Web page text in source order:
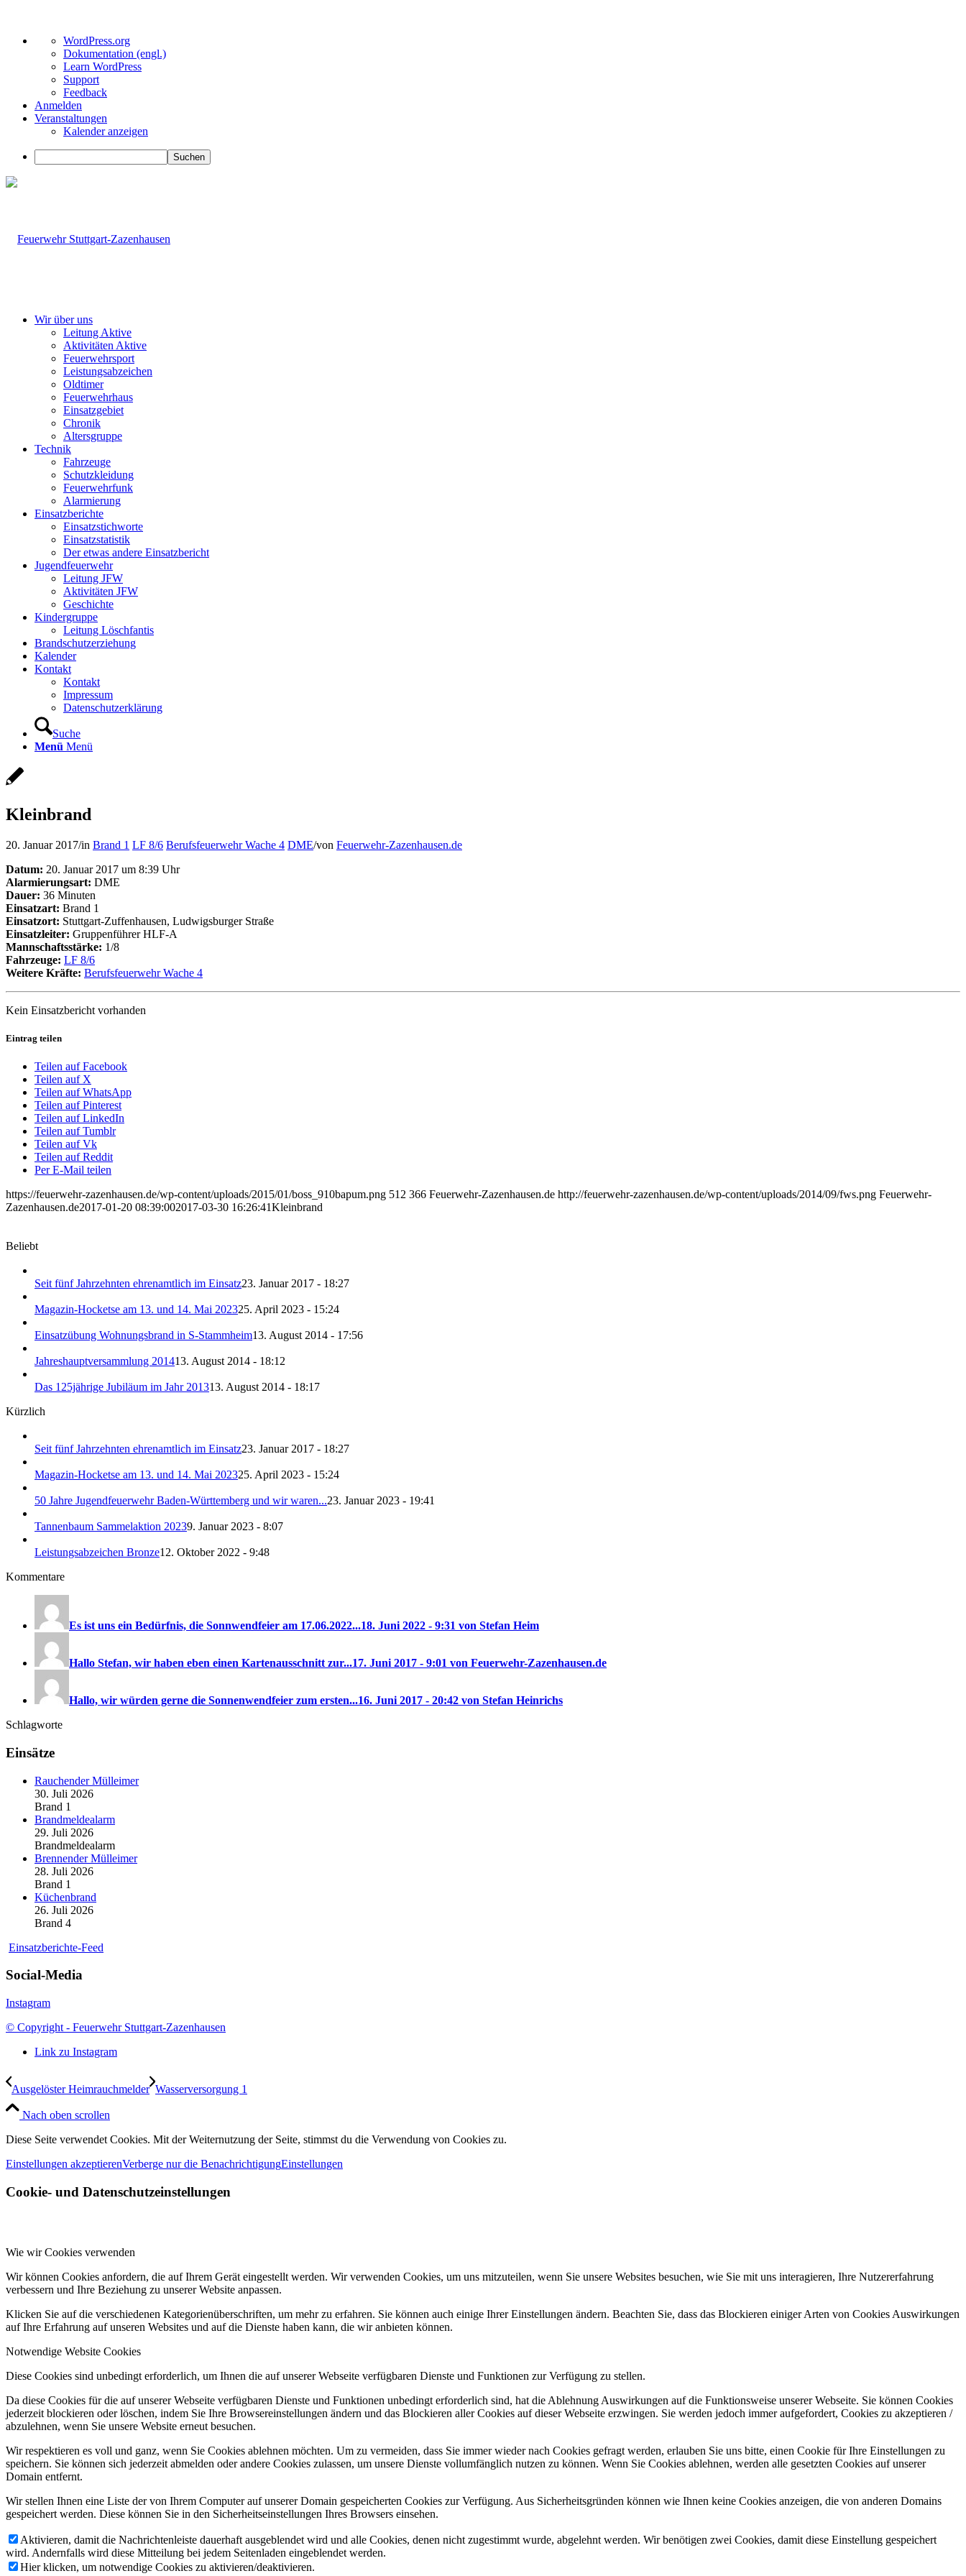
Über
WordPress
WordPress.org
Dokumentation (engl.)
Learn WordPress
Support
Feedback
Anmelden
Veranstaltungen
Kalender anzeigen
Suchen
Wir über uns
Leitung Aktive
Aktivitäten Aktive
Feuerwehrsport
Leistungsabzeichen
Oldtimer
Feuerwehrhaus
Einsatzgebiet
Chronik
Altersgruppe
Technik
Fahrzeuge
Schutzkleidung
Feuerwehrfunk
Alarmierung
Einsatzberichte
Einsatzstichworte
Einsatzstatistik
Der etwas andere Einsatzbericht
Jugendfeuerwehr
Leitung JFW
Aktivitäten JFW
Geschichte
Kindergruppe
Leitung Löschfantis
Brandschutzerziehung
Kalender
Kontakt
Kontakt
Impressum
Datenschutzerklärung
Suche
Menü Menü
Kleinbrand
20. Januar 2017/in Brand 1 LF 8/6 Berufsfeuerwehr Wache 4 DME/von Feuerwehr-Zazenhausen.de
Datum: 20. Januar 2017 um 8:39 Uhr
Alarmierungsart: DME
Dauer: 36 Minuten
Einsatzart: Brand 1
Einsatzort: Stuttgart-Zuffenhausen, Ludwigsburger Straße
Einsatzleiter: Gruppenführer HLF-A
Mannschaftsstärke: 1/8
Fahrzeuge: LF 8/6
Weitere Kräfte: Berufsfeuerwehr Wache 4
Kein Einsatzbericht vorhanden
Eintrag teilen
Teilen auf Facebook
Teilen auf X
Teilen auf WhatsApp
Teilen auf Pinterest
Teilen auf LinkedIn
Teilen auf Tumblr
Teilen auf Vk
Teilen auf Reddit
Per E-Mail teilen
https://feuerwehr-zazenhausen.de/wp-content/uploads/2015/01/boss_910bapum.png 512 366 Feuerwehr-Zazenhausen.de http://feuerwehr-zazenhausen.de/wp-content/uploads/2014/09/fws.png Feuerwehr-
Zazenhausen.de2017-01-20 08:39:002017-03-30 16:26:41Kleinbrand
Beliebt
Seit fünf Jahrzehnten ehrenamtlich im Einsatz23. Januar 2017 - 18:27
Magazin-Hocketse am 13. und 14. Mai 202325. April 2023 - 15:24
Einsatzübung Wohnungsbrand in S-Stammheim13. August 2014 - 17:56
Jahreshauptversammlung 201413. August 2014 - 18:12
Das 125jährige Jubiläum im Jahr 201313. August 2014 - 18:17
Kürzlich
Seit fünf Jahrzehnten ehrenamtlich im Einsatz23. Januar 2017 - 18:27
Magazin-Hocketse am 13. und 14. Mai 202325. April 2023 - 15:24
50 Jahre Jugendfeuerwehr Baden-Württemberg und wir waren...23. Januar 2023 - 19:41
Tannenbaum Sammelaktion 20239. Januar 2023 - 8:07
Leistungsabzeichen Bronze12. Oktober 2022 - 9:48
Kommentare
Es ist uns ein Bedürfnis, die Sonnwendfeier am 17.06.2022...18. Juni 2022 - 9:31 von Stefan Heim
Hallo Stefan, wir haben eben einen Kartenausschnitt zur...17. Juni 2017 - 9:01 von Feuerwehr-Zazenhausen.de
Hallo, wir würden gerne die Sonnenwendfeier zum ersten...16. Juni 2017 - 20:42 von Stefan Heinrichs
Schlagworte
Einsätze
Rauchender Mülleimer
30. Juli 2026
Brand 1
Brandmeldealarm
29. Juli 2026
Brandmeldealarm
Brennender Mülleimer
28. Juli 2026
Brand 1
Küchenbrand
26. Juli 2026
Brand 4
Einsatzberichte-Feed
Social-Media
Instagram
© Copyright - Feuerwehr Stuttgart-Zazenhausen
Link zu Instagram
Ausgelöster Heimrauchmelder Wasserversorgung 1
Nach oben scrollen
Diese Seite verwendet Cookies. Mit der Weiternutzung der Seite, stimmst du die Verwendung von Cookies zu.
Einstellungen akzeptierenVerberge nur die BenachrichtigungEinstellungen
Cookie- und Datenschutzeinstellungen
Wie wir Cookies verwenden
Wir können Cookies anfordern, die auf Ihrem Gerät eingestellt werden. Wir verwenden Cookies, um uns mitzuteilen, wenn Sie unsere Websites besuchen, wie Sie mit uns interagieren, Ihre Nutzererfahrung
verbessern und Ihre Beziehung zu unserer Website anpassen.
Klicken Sie auf die verschiedenen Kategorienüberschriften, um mehr zu erfahren. Sie können auch einige Ihrer Einstellungen ändern. Beachten Sie, dass das Blockieren einiger Arten von Cookies Auswirkungen
auf Ihre Erfahrung auf unseren Websites und auf die Dienste haben kann, die wir anbieten können.
Notwendige Website Cookies
Diese Cookies sind unbedingt erforderlich, um Ihnen die auf unserer Webseite verfügbaren Dienste und Funktionen zur Verfügung zu stellen.
Da diese Cookies für die auf unserer Webseite verfügbaren Dienste und Funktionen unbedingt erforderlich sind, hat die Ablehnung Auswirkungen auf die Funktionsweise unserer Webseite. Sie können Cookies
jederzeit blockieren oder löschen, indem Sie Ihre Browsereinstellungen ändern und das Blockieren aller Cookies auf dieser Webseite erzwingen. Sie werden jedoch immer aufgefordert, Cookies zu akzeptieren /
abzulehnen, wenn Sie unsere Website erneut besuchen.
Wir respektieren es voll und ganz, wenn Sie Cookies ablehnen möchten. Um zu vermeiden, dass Sie immer wieder nach Cookies gefragt werden, erlauben Sie uns bitte, einen Cookie für Ihre Einstellungen zu
speichern. Sie können sich jederzeit abmelden oder andere Cookies zulassen, um unsere Dienste vollumfänglich nutzen zu können. Wenn Sie Cookies ablehnen, werden alle gesetzten Cookies auf unserer
Domain entfernt.
Wir stellen Ihnen eine Liste der von Ihrem Computer auf unserer Domain gespeicherten Cookies zur Verfügung. Aus Sicherheitsgründen können wie Ihnen keine Cookies anzeigen, die von anderen Domains
gespeichert werden. Diese können Sie in den Sicherheitseinstellungen Ihres Browsers einsehen.
Aktivieren, damit die Nachrichtenleiste dauerhaft ausgeblendet wird und alle Cookies, denen nicht zugestimmt wurde, abgelehnt werden. Wir benötigen zwei Cookies, damit diese Einstellung gespeichert
wird. Andernfalls wird diese Mitteilung bei jedem Seitenladen eingeblendet werden.
Hier klicken, um notwendige Cookies zu aktivieren/deaktivieren.